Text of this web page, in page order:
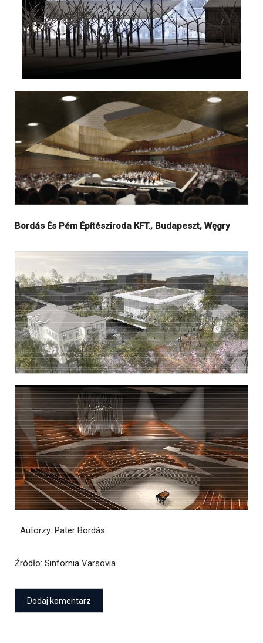
Bordás És Pém Építésziroda KFT., Budapeszt, Węgry
Autorzy: Pater Bordás
Źródło: Sinfornia Varsovia